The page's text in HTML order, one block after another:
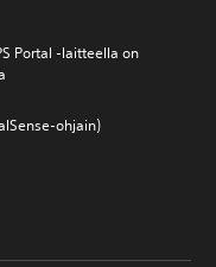
Portal ‑laitteella on
ohjain)